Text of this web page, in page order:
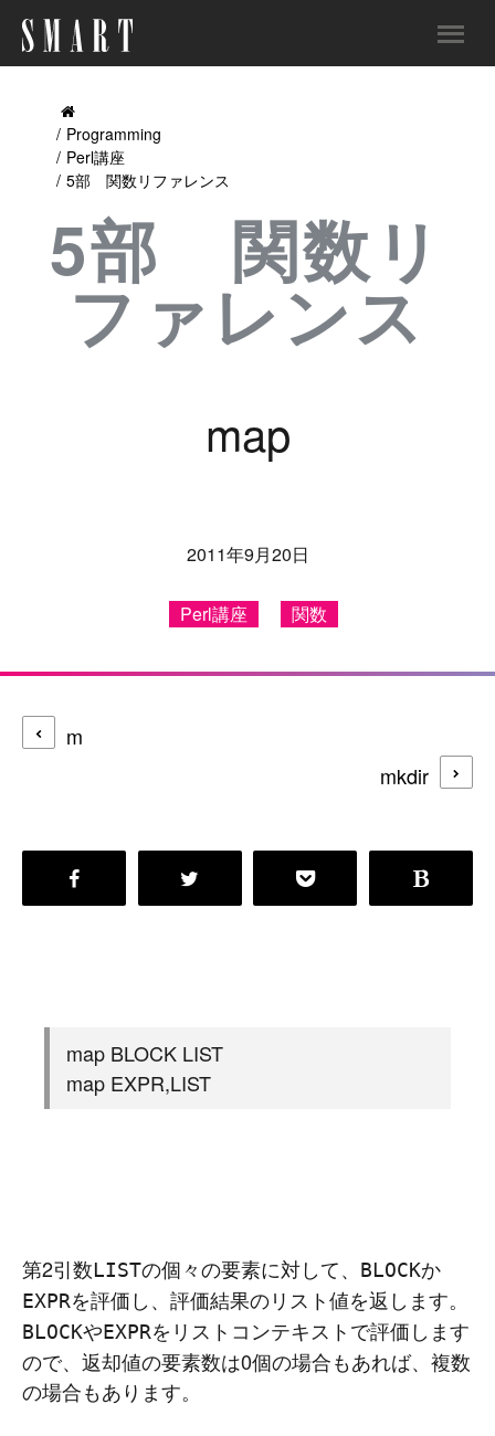
Programming
Perl講座
5部 関数リファレンス
5部 関数リ
ファレンス
map
2011年9月20日
Perl講座 関数
m
mkdir
map BLOCK LIST
map EXPR,LIST
第2引数LISTの個々の要素に対して、 BLOCKか
EXPRを評価し、評価結果のリスト値を返します。
BLOCKやEXPRをリストコンテキストで評価します
ので、返却値の要素数は0個の場合もあれば、複数
の場合もあります。